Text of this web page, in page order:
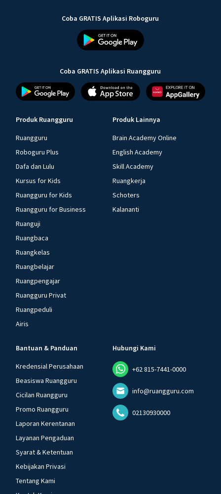
Coba GRATIS Aplikasi Roboguru
Coba GRATIS Aplikasi Ruangguru
Produk Ruangguru
Ruangguru
Roboguru Plus
Dafa dan Lulu
Kursus for Kids
Ruangguru for Kids
Ruangguru for Business
Ruanguji
Ruangbaca
Ruangkelas
Ruangbelajar
Ruangpengajar
Ruangguru Privat
Ruangpeduli
Airis
Produk Lainnya
Brain Academy Online
English Academy
Skill Academy
Ruangkerja
Schoters
Kalananti
Bantuan & Panduan
Kredensial Perusahaan
Beasiswa Ruangguru
Cicilan Ruangguru
Promo Ruangguru
Laporan Kerentanan
Layanan Pengaduan
Syarat & Ketentuan
Kebijakan Privasi
Tentang Kami
Hubungi Kami
+62 815-7441-0000
info@ruangguru.com
02130930000